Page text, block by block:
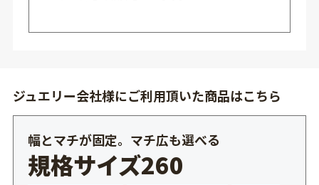
ジュエリー会社様にご利用頂いた商品はこちら
幅とマチが固定。マチ広も選べる
規格サイズ260